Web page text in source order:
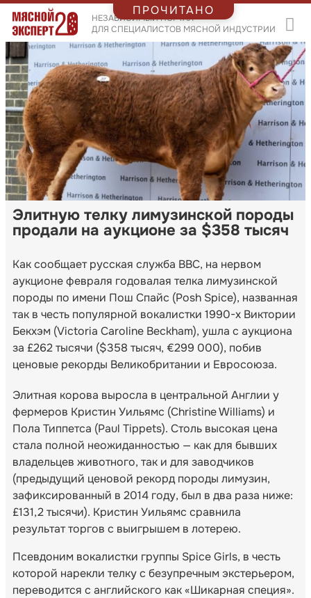
НЕЗАВИСИМЫЙ ПОРТАЛ
ДЛЯ СПЕЦИАЛИСТОВ МЯСНОЙ ИНДУСТРИИ
Элитную телку лимузинской породы
продали на аукционе за $358 тысяч
Как сообщает русская служба BBC, на нервом
аукционе февраля годовалая телка лимузинской
породы по имени Пош Спайс (Posh Spice), названная
так в честь популярной вокалистки 1990-х Виктории
Бекхэм (Victoria Caroline Beckham), ушла с аукциона
за £262 тысячи ($358 тысяч, €299 000), побив
ценовые рекорды Великобритании и Евросоюза.
Элитная корова выросла в центральной Англии у
фермеров Кристин Уильямс (Christine Williams) и
Пола Типпетса (Paul Tippets). Столь высокая цена
стала полной неожиданностью — как для бывших
владельцев животного, так и для заводчиков
(предыдущий ценовой рекорд породы лимузин,
зафиксированный в 2014 году, был в два раза ниже:
£131,2 тысячи). Кристин Уильямс сравнила
результат торгов с выигрышем в лотерею.
Псевдоним вокалистки группы Spice Girls, в честь
которой нарекли телку с безупречным экстерьером,
переводится с английского как «Шикарная специя».
ПРОЧИТАНО